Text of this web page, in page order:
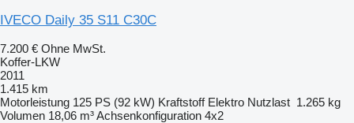
IVECO Daily 35 S11 C30C
7.200 € Ohne MwSt.
Koffer-LKW
2011
1.415 km
Motorleistung 125 PS (92 kW) Kraftstoff Elektro Nutzlast 1.265 kg
Volumen 18,06 m³Achsenkonfiguration 4x2